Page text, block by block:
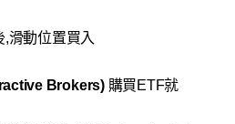
滑動位置買入
Brokers) 購買ETF就